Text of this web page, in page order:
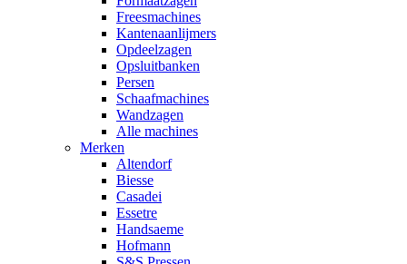
Freesmachines
Kantenaanlijmers
Opdeelzagen
Opsluitbanken
Persen
Schaafmachines
Wandzagen
Alle machines
Merken
Altendorf
Biesse
Casadei
Essetre
Handsaeme
Hofmann